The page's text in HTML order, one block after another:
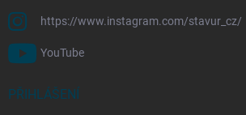
https://www.instagram.com/stavur_cz/
YouTube
PŘIHLÁŠENÍ